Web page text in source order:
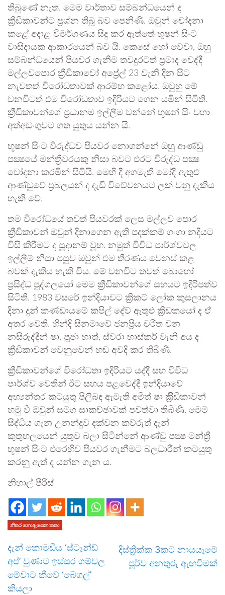
තිබුණේ නැත. මෙම වාර්තාව සම්බන්ධයෙන් ද
ක්‍රීඩිකාවන්ට ප්‍රශ්න තිබූ බව පෙනිණි. ඔවුන් චෝදනා
කළේ අදාළ විමර්ශණය සිදු කර ඇත්තේ භූෂන් සිංට
වාසිදායක ආකාරයෙන් බව යි. කෙසේ හෝ වේවා, ඔහු
සම්බන්ධයෙන් පියවර ගැනීම තවදුරටත් ප්‍රමාද වෙද්දී
මල්ලවපොර ක්‍රීඩිකාවෝ අප්‍රේල් 23 වැනි දින සිට
නැවතත් විරෝධතාවක් ආරම්භ කළෝය. ඔවුහු මේ
වනවිටත් එම විරෝධතාව ඉදිරියට ගෙන යමින් සිටිති.
ක්‍රීඩිකාවන්ගේ ප්‍රධානම ඉල්ලීම වන්නේ භූෂන් සිං වහා
අත්අඩංගුවට ගත යුතුය යන්න යි.
භූෂන් සිංට විරුද්ධව පියවර නොගන්නේ ඔහු ආණ්ඩු
පක්‍ෂයේ මන්ත්‍රීවරයකු නිසා බවට එරට විරුද්ධ පක්‍ෂ
චෝදනා කරමින් සිටියි. මෙහි දී අගමැති මෝදි ඇතුළු
ආණ්ඩුවේ ප්‍රබලයන් ද දැඩි විවේචනයට ලක් වනු දැකිය
හැකි වේ.
තම විරෝධයේ තවත් පියවරක් ලෙස මල්ලව පොර
ක්‍රීඩිකාවන් ඔවුන් දිනාගෙන ඇති පදක්කම් ගංගා නදියට
විසි කිරීමට ද සූදානම් වූහ. නමුත් විවිධ පාර්ශ්වවල
ඉල්ලීම් නිසා පසුව ඔවුන් එම තීරණය වෙනස් කළ
බවක් දැකිය හැකි විය. මේ වනවිට තවත් බොහෝ
ප්‍රසිද්ධ පුද්ගලයෝ මෙම ක්‍රීඩිකාවන්ගේ සහයට ඉදිරිපත්ව
සිටිති. 1983 වසරේ ඉන්දියාවට ක්‍රිකට් ලෝක කුසලානය
දිනා දුන් කණ්ඩායමේ කපිල් දේව් ඇතුළු ක්‍රීඩකයෝ ද ඒ
අතර වෙති. හින්දි සිනමාවේ ජනප්‍රිය චරිත වන
නසිරුද්දීන් ෂා, පූජා භාත්, ස්වරා භාස්කර් වැනි අය ද
ක්‍රීඩිකාවන් වෙනුවෙන් හඬ අවදි කර තිබිණි.
ක්‍රීඩිකාවන්ගේ විරෝධතා ඉදිරියට යද්දී සහ විවිධ
පාර්ශ්ව වෙතින් ඊට සහය පළවෙද්දී ඉන්දියාවේ
අභ්‍යන්තර කටයුතු පිලිබඳ ඇමැති අමිත් ෂා ක්‍රීිඩිකාවන්
හමු වී ඔවුන් සමග සාකච්ඡාවක් පවත්වා තිබිණි. මෙම
සිද්ධිය ගැන උනන්දුව දක්වන කව්රුත් දැන්
කුතුහලයෙන් යුතුව බලා සිටින්නේ ආණ්ඩු පක්‍ෂ මන්ත්‍රී
භූෂන් සිංට එරෙහිව පියවර ගැනීමට බලධාරීන් කටයුතු
කරනු ඇත් ද යන්න ගැන ය.
නිහාල් පීරිස්
නිතර නොඇසෙන කතා
දැන් කොමඩිය ‘ස්ටෑන්ඩ්
අප්’ වුණාට ඉස්සර ගම්වල
මේවාට කීවේ ‘බේගල්’
කියලා
දිස්ත්‍රික්ක 3කට නායයෑමේ
පූර්ව අනතුරු ඇඟවීමක්